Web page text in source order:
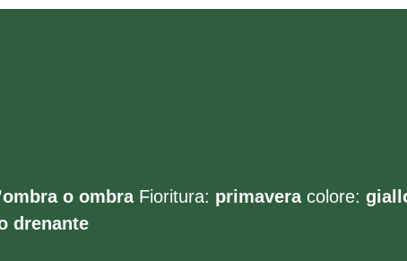
o ombraFioritura: primaveracolore:
drenante